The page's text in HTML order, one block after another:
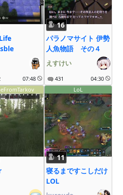
07:48
16
パラノマサイト 伊勢
人魚物語 その４
えすけい
431
04:30
LoL
11
寝るまですこしだけ
LOL